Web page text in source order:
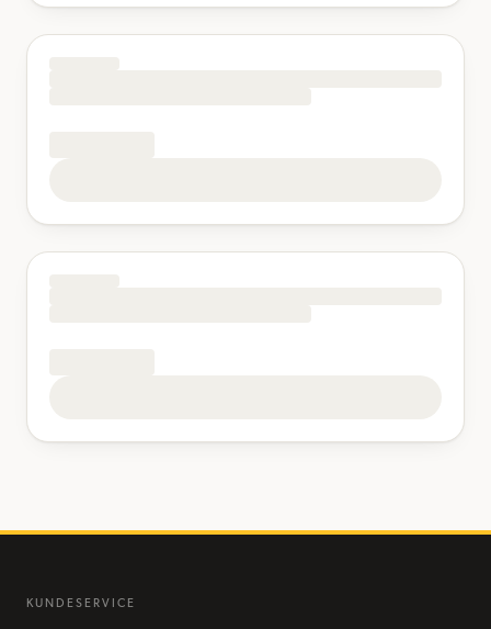
KUNDESERVICE